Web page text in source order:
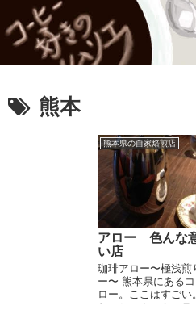
熊本
熊本県の自家焙煎店
アロー 色んな
い店
珈琲アロー〜極浅煎
ー〜 熊本県にある
ロー。ここはすごい
おっちゃんのキャラ